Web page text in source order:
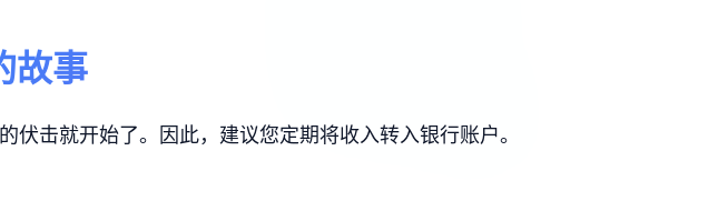
故事
伏击就开始了。因此，建议您定期将收入转入银行账户。